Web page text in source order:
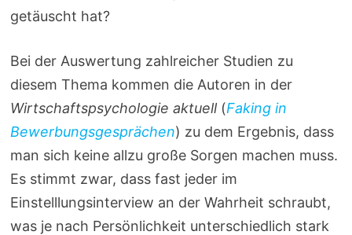
getäuscht hat?
Bei der Auswertung zahlreicher Studien zu
diesem Thema kommen die Autoren in der
Wirtschaftspsychologie aktuell(Faking in
Bewerbungsgesprächen) zu dem Ergebnis, dass
man sich keine allzu große Sorgen machen muss.
Es stimmt zwar, dass fast jeder im
Einstelllungsinterview an der Wahrheit schraubt,
was je nach Persönlichkeit unterschiedlich stark